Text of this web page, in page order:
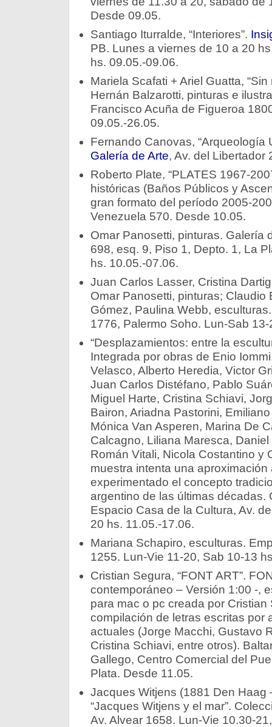
Desde 09.05.
Santiago Iturralde, “Interiores”.
PB. Lunes a viernes de 10 a 20
hs. 09.05.-09.06.
Mariela Scafati + Ariel Guatta,
Hernán Balzarotti, pinturas e
Francisco Acuña de Figueroa
09.05.-26.05.
Fernando Canovas, “Arqueología
Galería de Arte, Av. del Libertador
Roberto Plate, “PLATES 1967-
históricas (Baños Públicos y
gran formato del período 2005-
Venezuela 570. Desde 10.05.
Omar Panosetti, pinturas. Galería
698, esq. 9, Piso 1, Depto. 1, La
hs. 10.05.-07.06.
Juan Carlos Lasser, Cristina
Omar Panosetti, pinturas; Claudio
Gómez, Paulina Webb,
1776, Palermo Soho. Lun-Sab
“Desplazamientos: entre la
Integrada por obras de Enio
Velasco, Alberto Heredia, Victor
Juan Carlos Distéfano, Pablo
Miguel Harte, Cristina Schiavi,
Bairon, Ariadna Pastorini,
Mónica Van Asperen, Marina De
Calcagno, Liliana Maresca,
Román Vitali, Nicola Costantino y
muestra intenta una
experimentado el concepto
argentino de las últimas décadas.
Espacio Casa de la Cultura, Av.
20 hs. 11.05.-17.06.
Mariana Schapiro, esculturas.
1255. Lun-Vie 11-20, Sab 10-13
Cristian Segura, “FONT ART”.
contemporáneo – Versión 1:00 -,
para mac o pc creada por Cristian
compilación de letras escritas por
actuales (Jorge Macchi, Gustavo
Cristina Schiavi, entre otros).
Gallego, Centro Comercial del
Plata. Desde 11.05.
Jacques Witjens (1881 Den Haag
“Jacques Witjens y el mar”.
Av. Alvear 1658. Lun-Vie 10.30-